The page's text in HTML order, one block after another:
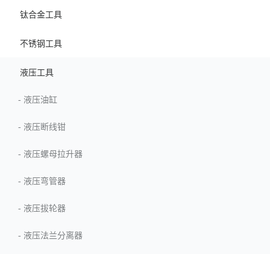
钛合金工具
不锈钢工具
液压工具
- 液压油缸
- 液压断线钳
- 液压螺母拉升器
- 液压弯管器
- 液压拔轮器
- 液压法兰分离器